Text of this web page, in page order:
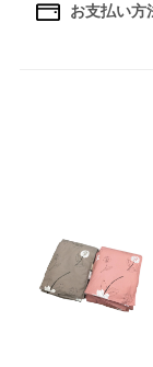
お支払い方